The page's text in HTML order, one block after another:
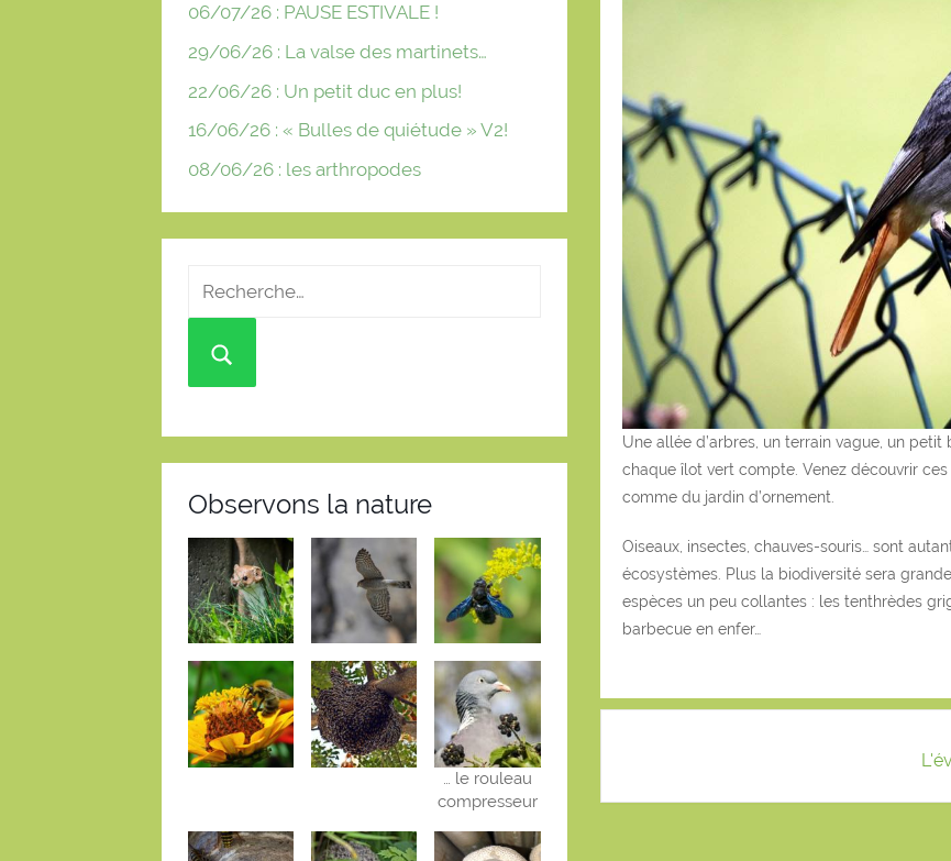
Une allée d’arbres, un terrain vague, un
chaque îlot vert compte. Venez découvrir
comme du jardin d’ornement.
Oiseaux, insectes, chauves-souris… sont
écosystèmes. Plus la biodiversité sera
espèces un peu collantes : les tenthrèdes
barbecue en enfer…
06/07/26 : PAUSE ESTIVALE !
29/06/26 : La valse des martinets…
22/06/26 : Un petit duc en plus!
16/06/26 : « Bulles de quiétude » V2!
08/06/26 : les arthropodes
Observons la nature
… le rouleau
compresseur